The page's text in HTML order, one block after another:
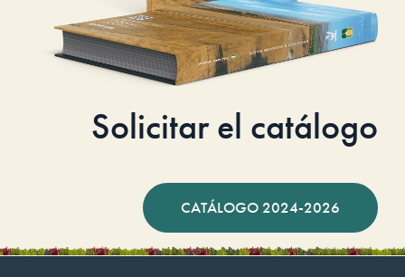
Solicitar el catálogo
CATÁLOGO 2024-2026